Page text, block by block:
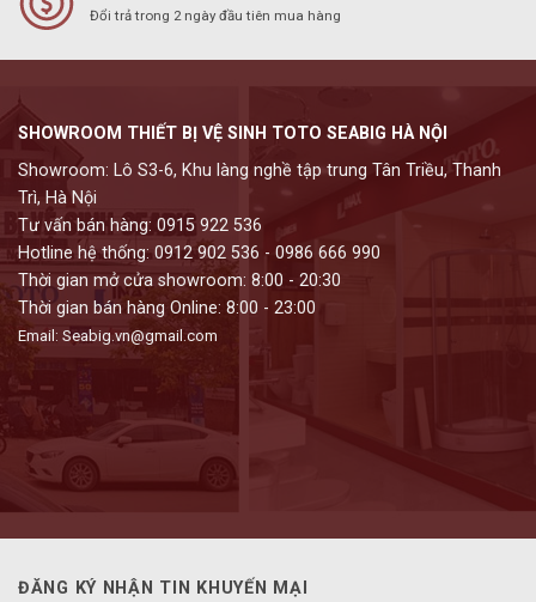
Đổi trả trong 2 ngày đầu tiên mua hàng
SHOWROOM THIẾT BỊ VỆ SINH TOTO SEABIG HÀ NỘI
Showroom: Lô S3-6, Khu làng nghề tập trung Tân Triều, Thanh
Trì, Hà Nội
Tư vấn bán hàng: 0915 922 536
Hotline hệ thống: 0912 902 536 - 0986 666 990
Thời gian mở cửa showroom: 8:00 - 20:30
Thời gian bán hàng Online: 8:00 - 23:00
Email: Seabig.vn@gmail.com
ĐĂNG KÝ NHẬN TIN KHUYẾN MẠI